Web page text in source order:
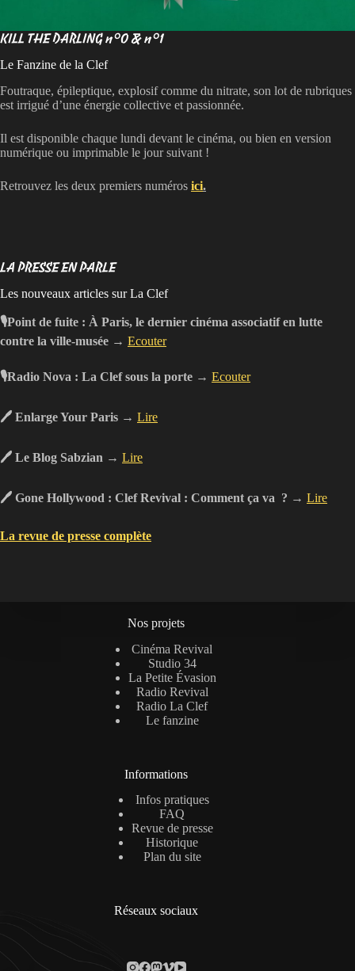
KILL THE DARLING n°0 & n°1
Le Fanzine de la Clef
Foutraque, épileptique, explosif comme du nitrate, son lot de rubriques
est irrigué d’une énergie collective et passionnée.
Il est disponible chaque lundi devant le cinéma, ou bien en version
numérique ou imprimable le jour suivant !
Retrouvez les deux premiers numéros ici.
LA PRESSE EN PARLE
Les nouveaux articles sur La Clef
🎙Point de fuite : À Paris, le dernier cinéma associatif en lutte
contre la ville-musée → Ecouter
🎙Radio Nova : La Clef sous la porte → Ecouter
🖊 Enlarge Your Paris → Lire
🖊 Le Blog Sabzian → Lire
🖊 Gone Hollywood : Clef Revival : Comment ça va ? → Lire
La revue de presse complète
Nos projets
Cinéma Revival
Studio 34
La Petite Évasion
Radio Revival
Radio La Clef
Le fanzine
Informations
Infos pratiques
FAQ
Revue de presse
Historique
Plan du site
Réseaux sociaux